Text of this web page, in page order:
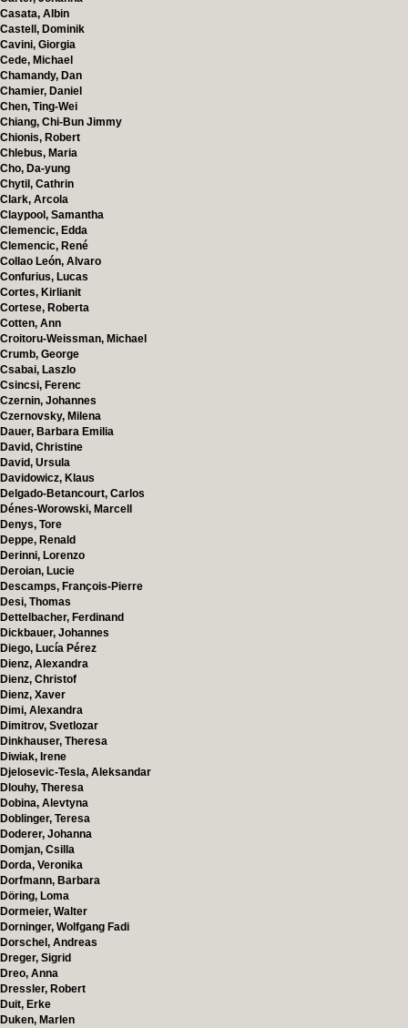
Casata, Albin
Castell, Dominik
Cavini, Giorgia
Cede, Michael
Chamandy, Dan
Chamier, Daniel
Chen, Ting-Wei
Chiang, Chi-Bun Jimmy
Chionis, Robert
Chlebus, Maria
Cho, Da-yung
Chytil, Cathrin
Clark, Arcola
Claypool, Samantha
Clemencic, Edda
Clemencic, René
Collao León, Alvaro
Confurius, Lucas
Cortes, Kirlianit
Cortese, Roberta
Cotten, Ann
Croitoru-Weissman, Michael
Crumb, George
Csabai, Laszlo
Csincsi, Ferenc
Czernin, Johannes
Czernovsky, Milena
Dauer, Barbara Emilia
David, Christine
David, Ursula
Davidowicz, Klaus
Delgado-Betancourt, Carlos
Dénes-Worowski, Marcell
Denys, Tore
Deppe, Renald
Derinni, Lorenzo
Deroian, Lucie
Descamps, François-Pierre
Desi, Thomas
Dettelbacher, Ferdinand
Dickbauer, Johannes
Diego, Lucía Pérez
Dienz, Alexandra
Dienz, Christof
Dienz, Xaver
Dimi, Alexandra
Dimitrov, Svetlozar
Dinkhauser, Theresa
Diwiak, Irene
Djelosevic-Tesla, Aleksandar
Dlouhy, Theresa
Dobina, Alevtyna
Doblinger, Teresa
Doderer, Johanna
Domjan, Csilla
Dorda, Veronika
Dorfmann, Barbara
Döring, Loma
Dormeier, Walter
Dorninger, Wolfgang Fadi
Dorschel, Andreas
Dreger, Sigrid
Dreo, Anna
Dressler, Robert
Duit, Erke
Duken, Marlen